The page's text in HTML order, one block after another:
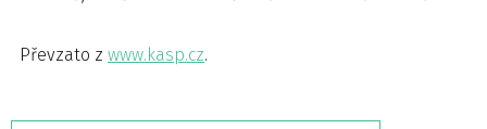
Převzato z www.kasp.cz.